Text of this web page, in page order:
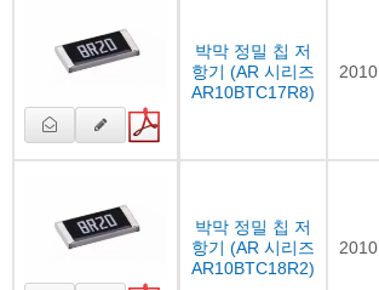
박막 정밀 칩 저
항기 (AR 시리즈
AR10BTC17R8)
2010
박막 정밀 칩 저
항기 (AR 시리즈
AR10BTC18R2)
2010